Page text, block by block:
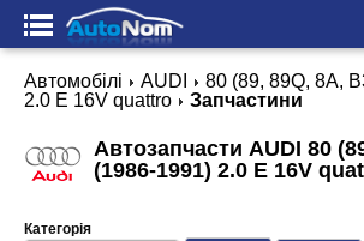
Автомобілі AUDI
80 (89, 89Q, 8A,
2.0 E 16V quattro
Запчастини
Автозапчасти AUDI 80
(1986-1991) 2.0 E 16V
Категорія